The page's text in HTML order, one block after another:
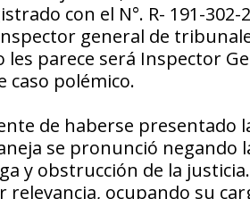
con el N°. R- 191-302-
general de
parece será Inspector
caso polémico.
de haberse presentado
se pronunció negando
y obstrucción de la
ocupando su